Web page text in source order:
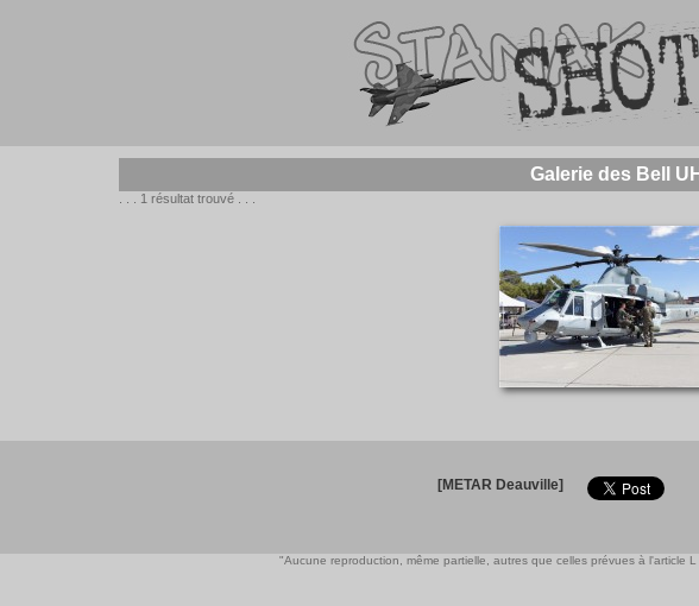
Galerie des Bell
. . . 1 résultat trouvé . . .
[METAR Deauville]
"Aucune reproduction, même partielle, autres que celles prévues à